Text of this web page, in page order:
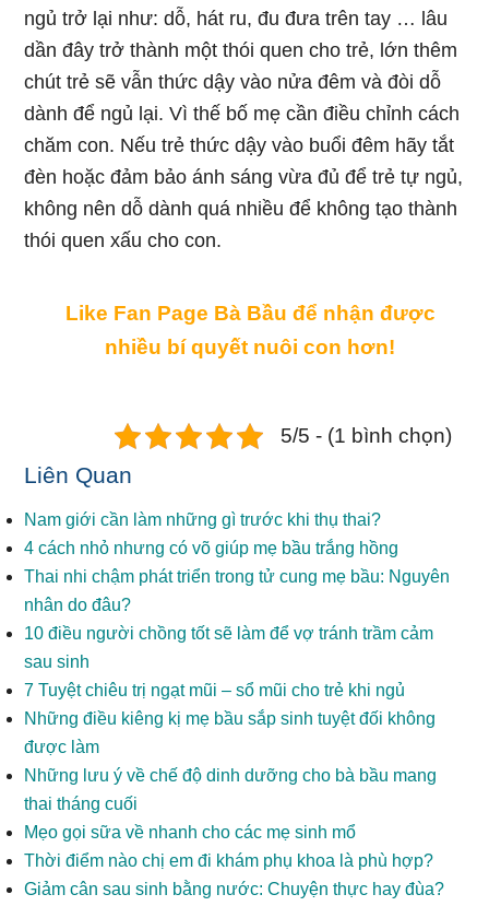
ngủ trở lại như: dỗ, hát ru, đu đưa trên tay … lâu
dần đây trở thành một thói quen cho trẻ, lớn thêm
chút trẻ sẽ vẫn thức dậy vào nửa đêm và đòi dỗ
dành để ngủ lại. Vì thế bố mẹ cần điều chỉnh cách
chăm con. Nếu trẻ thức dậy vào buổi đêm hãy tắt
đèn hoặc đảm bảo ánh sáng vừa đủ để trẻ tự ngủ,
không nên dỗ dành quá nhiều để không tạo thành
thói quen xấu cho con.
Like Fan Page Bà Bầu để nhận được
nhiều bí quyết nuôi con hơn!
5/5 - (1 bình chọn)
Liên Quan
Nam giới cần làm những gì trước khi thụ thai?
4 cách nhỏ nhưng có võ giúp mẹ bầu trắng hồng
Thai nhi chậm phát triển trong tử cung mẹ bầu: Nguyên
nhân do đâu?
10 điều người chồng tốt sẽ làm để vợ tránh trầm cảm
sau sinh
7 Tuyệt chiêu trị ngạt mũi – sổ mũi cho trẻ khi ngủ
Những điều kiêng kị mẹ bầu sắp sinh tuyệt đối không
được làm
Những lưu ý về chế độ dinh dưỡng cho bà bầu mang
thai tháng cuối
Mẹo gọi sữa về nhanh cho các mẹ sinh mổ
Thời điểm nào chị em đi khám phụ khoa là phù hợp?
Giảm cân sau sinh bằng nước: Chuyện thực hay đùa?